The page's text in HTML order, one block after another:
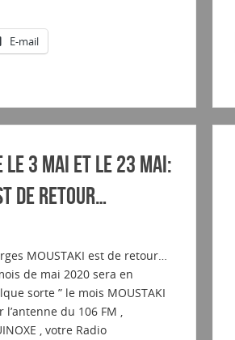
E-mail
3 mai et le 23 mai:
de retour…
MOUSTAKI est de retour…
de mai 2020 sera en
sorte ” le mois MOUSTAKI
l’antenne du 106 FM ,
, votre Radio